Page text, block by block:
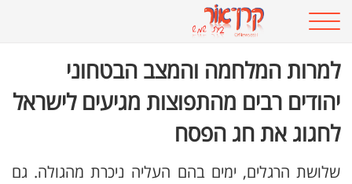
למרות המלחמה והמצב הבטחוני
יהודים רבים מהתפוצות מגיעים לישראל
לחגוג את חג הפסח
שלושת הרגלים, ימים בהם העליה ניכרת מהגולה. גם